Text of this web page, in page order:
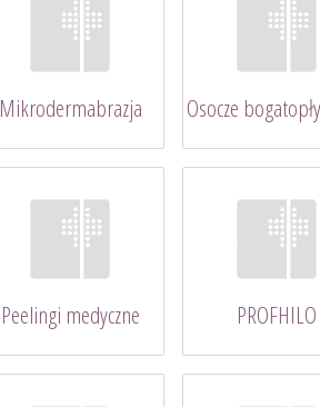
Mikrodermabrazja Osocze
Peelingi medyczne PROFHILO